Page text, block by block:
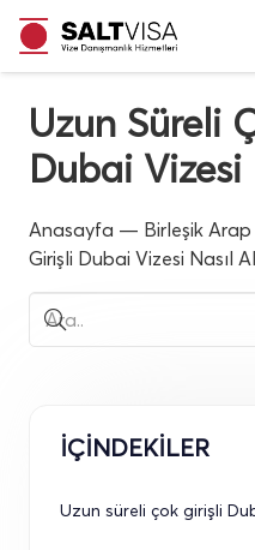
Uzun Süreli
Dubai Vizesi
Anasayfa — Birleşik
Girişli Dubai Vizesi Nasıl
İÇİNDEKİLER
Uzun süreli çok girişli